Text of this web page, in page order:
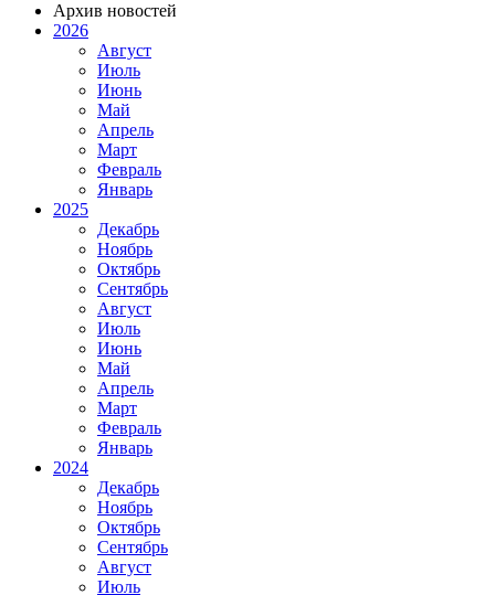
Архив новостей
2026
Август
Июль
Июнь
Май
Апрель
Март
Февраль
Январь
2025
Декабрь
Ноябрь
Октябрь
Сентябрь
Август
Июль
Июнь
Май
Апрель
Март
Февраль
Январь
2024
Декабрь
Ноябрь
Октябрь
Сентябрь
Август
Июль